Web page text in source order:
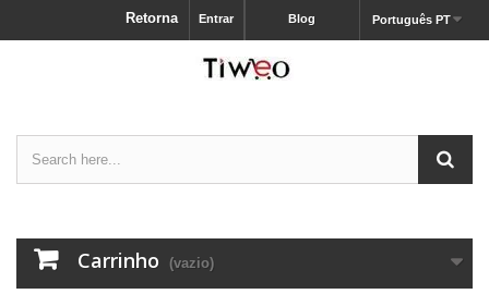
Português PT
Blog
Entrar
Retorna
Carrinho (vazio)